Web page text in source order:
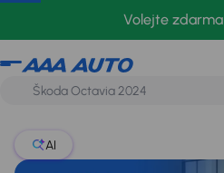
Volejte zdarma
Land Rover
AI